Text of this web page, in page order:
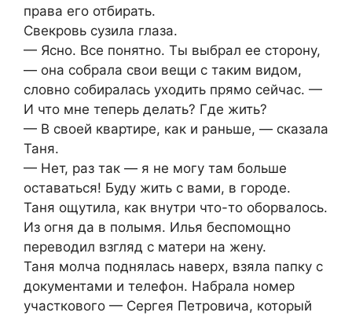
права его отбирать.
Свекровь сузила глаза.
— Ясно. Все понятно. Ты выбрал ее сторону,
— она собрала свои вещи с таким видом,
словно собиралась уходить прямо сейчас. —
И что мне теперь делать? Где жить?
— В своей квартире, как и раньше, — сказала
Таня.
— Нет, раз так — я не могу там больше
оставаться! Буду жить с вами, в городе.
Таня ощутила, как внутри что-то оборвалось.
Из огня да в полымя. Илья беспомощно
переводил взгляд с матери на жену.
Таня молча поднялась наверх, взяла папку с
документами и телефон. Набрала номер
участкового — Сергея Петровича, который